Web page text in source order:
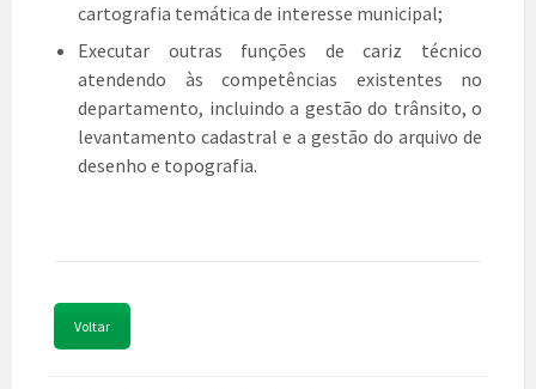
cartografia temática de interesse municipal;
Executar outras funções de cariz técnico
atendendo às competências existentes no
departamento, incluindo a gestão do trânsito, o
levantamento cadastral e a gestão do arquivo de
desenho e topografia.
Voltar